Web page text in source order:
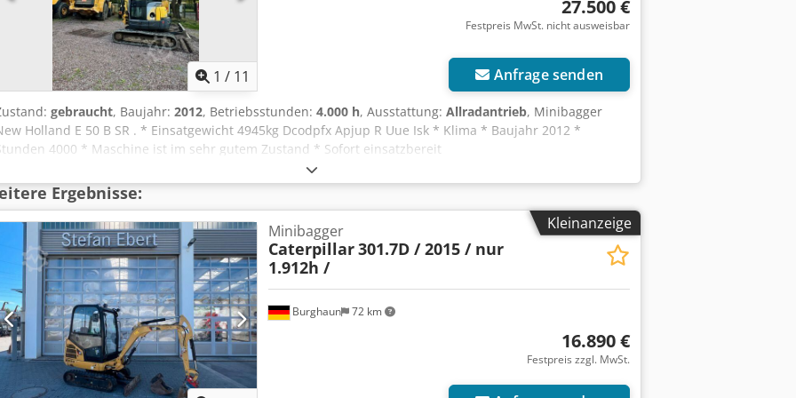
1 / 11
27.500 €
Festpreis MwSt. nicht ausweisbar
Anfrage senden
gebraucht, Baujahr: 2012, Betriebsstunden: 4.000 h, Ausstattung: Allradantrieb, Minibagger
Holland E 50 B SR . * Einsatgewicht 4945kg Dcodpfx Apjup R Uue Isk * Klima * Baujahr 2012 *
4000 * Maschine ist im sehr gutem Zustand * Sofort einsatzbereit
Ergebnisse:
Kleinanzeige
Burghaun 72 km
Minibagger
Caterpillar301.7D / 2015 / nur
1.912h /
16.890 €
Festpreis zzgl. MwSt.